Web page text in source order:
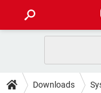
ANDROID
TIPPS & TRICKS
Downloads